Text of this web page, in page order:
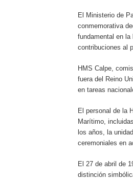
El Ministerio de
conmemorativa
fundamental en
contribuciones al
HMS Calpe,
fuera del Reino
en tareas
El personal de la
Marítimo,
los años, la
ceremoniales en
El 27 de abril de
distinción